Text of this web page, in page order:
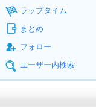
ラップタイム
まとめ
フォロー
ユーザー内検索